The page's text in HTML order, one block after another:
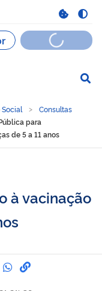
Consultas
para
de 5 a 11 anos
à vacinação
por Facebook
por Twitter
Compartilhe por
Compartilhe
link para